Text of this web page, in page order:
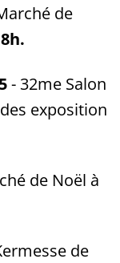
de
- 32me Salon
exposition
de Noël à
de